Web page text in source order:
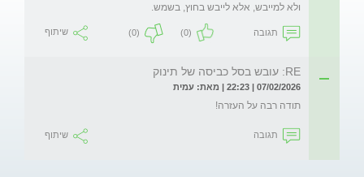
ולא למייבש, אלא לייבש בחוץ, בשמש.
תגובה (0)
(0) שיתוף
RE: עובש בסל כביסה של תינוק
07/02/2026 | 22:23 | מאת: עמית
תודה רבה על העזרה!
תגובה שיתוף